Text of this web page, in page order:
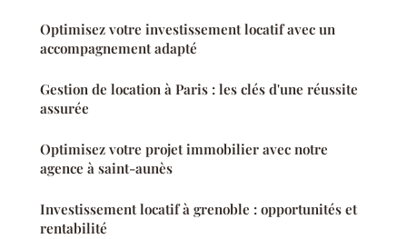
Optimisez votre investissement locatif avec un
accompagnement adapté
Gestion de location à Paris : les clés d'une réussite
assurée
Optimisez votre projet immobilier avec notre
agence à saint-aunès
Investissement locatif à grenoble : opportunités et
rentabilité